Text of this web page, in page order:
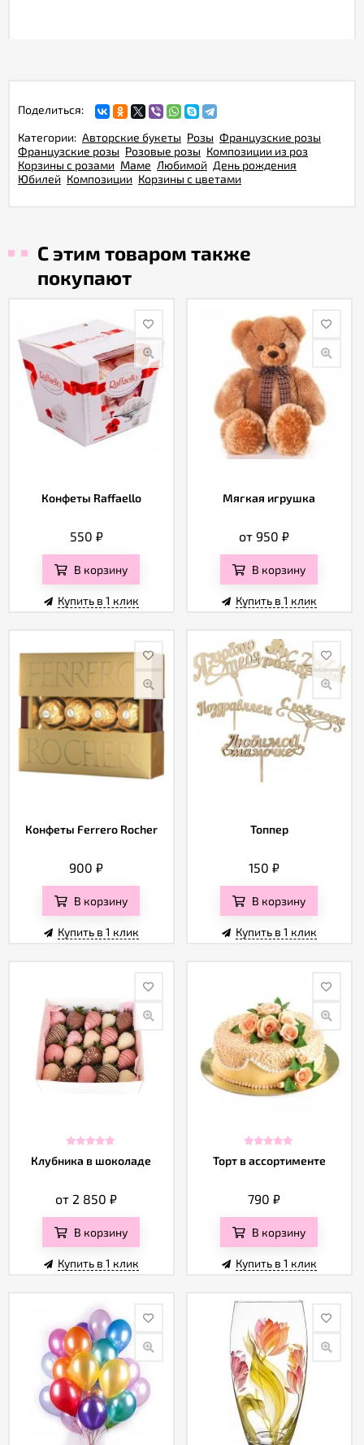
Поделиться:
Категории: Авторские букеты Розы Французские розы
Французские розы Розовые розы Композиции из роз
Корзины с розами Маме Любимой День рождения
Юбилей Композиции Корзины с цветами
С этим товаром также
покупают
Конфеты Raffaello
550 ₽
В корзину
Купить в 1 клик
Мягкая игрушка
от 950₽
В корзину
Купить в 1 клик
Конфеты Ferrero Rocher
900₽
В корзину
Купить в 1 клик
Топпер
150₽
В корзину
Купить в 1 клик
Клубника в шоколаде
от 2 850₽
В корзину
Купить в 1 клик
Торт в ассортименте
790₽
В корзину
Купить в 1 клик